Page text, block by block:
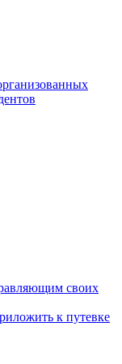
своих
к путевке